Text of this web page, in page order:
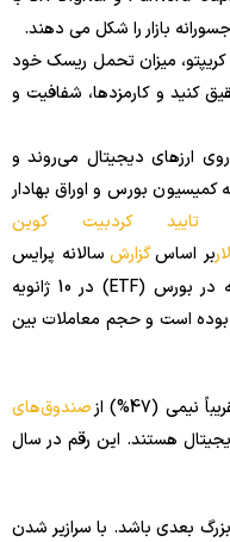
بازار را شکل می دهند.
میزان تحمل ریسک خود
کنید و کارمزدها، شفافیت و
ارزهای دیجیتال می‌روند و
کمیسیون بورس و اوراق بهادار
تایید کردبیت کوین
بر اساسگزارش سالانه پرایس
واترهاوس کوپرز، صندوق‌های قابل معامله در بورس (ETF) در 10 ژانویه
بوده است و حجم معاملات بین
(47%) از
صندوق‌های
هستند. این رقم در سال
بعدی باشد. با سرازیر شدن